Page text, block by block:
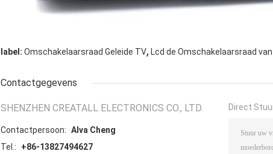
label: Omschakelaarsraad Geleide TV, Lcd de Omschakelaarsraad
Contactgegevens
SHENZHEN CREATALL ELECTRONICS CO., LTD.
Contactpersoon: Alva Cheng
Tel.:
+86-13827494627
Direct